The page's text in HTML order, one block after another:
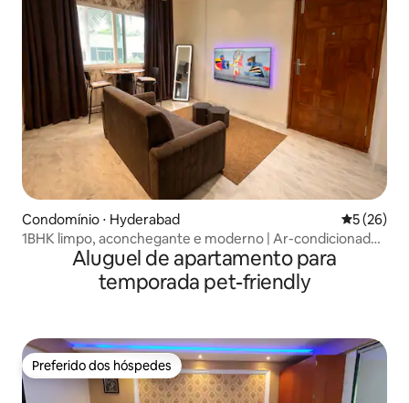
Condomínio ⋅ Hyderabad 5 de uma
5 (26)
1BHK limpo, aconchegante e moderno | Ar-condicionado |
MehdipatnamAluguel de apartamento para
temporada pet-friendly
Preferido dos hóspedes
Preferido dos hóspedes